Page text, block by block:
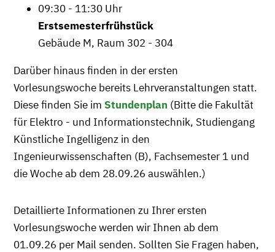
09:30 - 11:30 Uhr
Erstsemesterfrühstück
Gebäude M, Raum 302 - 304
Darüber hinaus finden in der ersten
Vorlesungswoche bereits Lehrveranstaltungen statt.
Diese finden Sie im Stundenplan (Bitte die Fakultät
für Elektro - und Informationstechnik, Studiengang
Künstliche Ingelligenz in den
Ingenieurwissenschaften (B), Fachsemester 1 und
die Woche ab dem 28.09.26 auswählen.)
Detaillierte Informationen zu Ihrer ersten
Vorlesungswoche werden wir Ihnen ab dem
01.09.26 per Mail senden. Sollten Sie Fragen haben,